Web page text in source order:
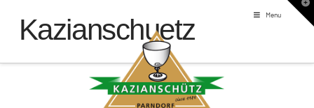
Kazianschuetz Menu